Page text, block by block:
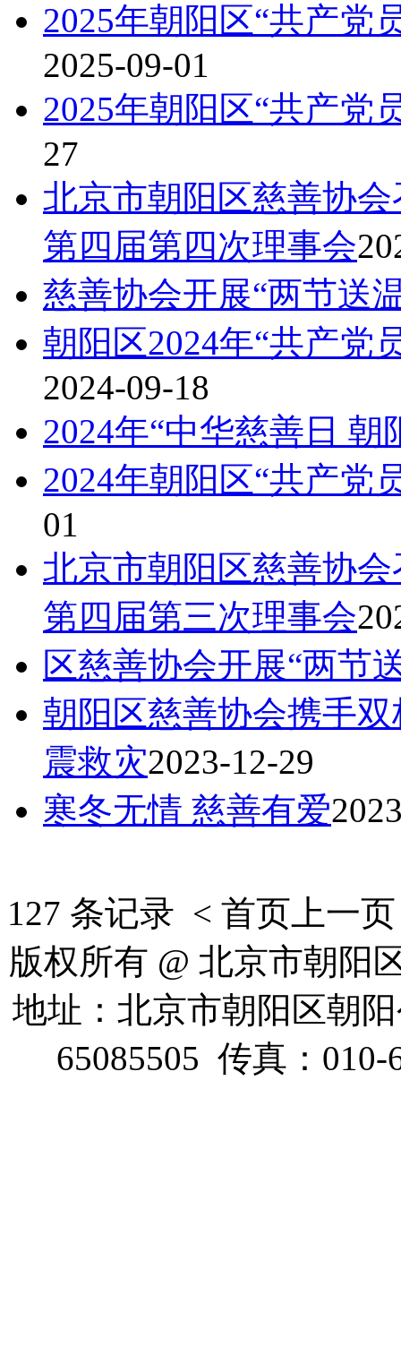
2025年朝阳区“共产党
2025-09-01
2025年朝阳区“共产党
27
北京市朝阳区慈善协
第四届第四次理事会
慈善协会开展“两节送
朝阳区2024年“共产党
2024-09-18
2024年“中华慈善日 朝
2024年朝阳区“共产党
01
北京市朝阳区慈善协
第四届第三次理事会
区慈善协会开展“两节
朝阳区慈善协会携手
震救灾2023-12-29
寒冬无情 慈善有爱
127 条记录 < 首页 上一页
版权所有 @ 北京市朝阳
地址：北京市朝阳区朝
65085505 传真：010-